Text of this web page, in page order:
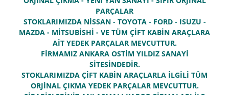
PARÇALAR
STOKLARIMIZDA NİSSAN - TOYOTA - FORD - ISUZU -
MAZDA - MİTSUBİSHİ - VE TÜM ÇİFT KABİN ARAÇLARA
AİT YEDEK PARÇALAR MEVCUTTUR.
FİRMAMIZ ANKARA OSTİM YILDIZ SANAYİ
SİTESİNDEDİR.
STOKLARIMIZDA ÇİFT KABİN ARAÇLARLA İLGİLİ TÜM
ORJİNAL ÇIKMA YEDEK PARÇALAR MEVCUTTUR.